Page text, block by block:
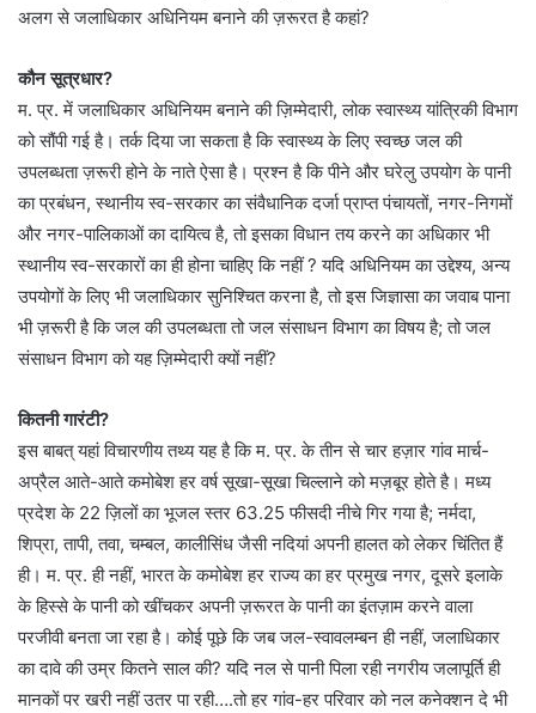
अलग से जलाधिकार अधिनियम बनाने की ज़रूरत है कहां?
कौन सूत्रधार?
म. प्र. में जलाधिकार अधिनियम बनाने की ज़िम्मेदारी, लोक स्वास्थ्य यांत्रिकी विभाग
को सौंपी गई है। तर्क दिया जा सकता है कि स्वास्थ्य के लिए स्वच्छ जल की
उपलब्धता ज़रूरी होने के नाते ऐसा है। प्रश्न है कि पीने और घरेलु उपयोग के पानी
का प्रबंधन, स्थानीय स्व-सरकार का संवैधानिक दर्जा प्राप्त पंचायतों, नगर-निगमों
और नगर-पालिकाओं का दायित्व है, तो इसका विधान तय करने का अधिकार भी
स्थानीय स्व-सरकारों का ही होना चाहिए कि नहीं ? यदि अधिनियम का उद्देश्य, अन्य
उपयोगों के लिए भी जलाधिकार सुनिश्चित करना है, तो इस जिज्ञासा का जवाब पाना
भी ज़रूरी है कि जल की उपलब्धता तो जल संसाधन विभाग का विषय है; तो जल
संसाधन विभाग को यह ज़िम्मेदारी क्यों नहीं?
कितनी गारंटी?
इस बाबत् यहां विचारणीय तथ्य यह है कि म. प्र. के तीन से चार हज़ार गांव मार्च-
अप्रैल आते-आते कमोबेश हर वर्ष सूखा-सूखा चिल्लाने को मज़बूर होते है। मध्य
प्रदेश के 22 ज़िलों का भूजल स्तर 63.25 फीसदी नीचे गिर गया है; नर्मदा,
शिप्रा, तापी, तवा, चम्बल, कालीसिंध जैसी नदियां अपनी हालत को लेकर चिंतित हैं
ही। म. प्र. ही नहीं, भारत के कमोबेश हर राज्य का हर प्रमुख नगर, दूसरे इलाके
के हिस्से के पानी को खींचकर अपनी ज़रूरत के पानी का इंतज़ाम करने वाला
परजीवी बनता जा रहा है। कोई पूछे कि जब जल-स्वावलम्बन ही नहीं, जलाधिकार
का दावे की उम्र कितने साल की? यदि नल से पानी पिला रही नगरीय जलापूर्ति ही
मानकों पर खरी नहीं उतर पा रही….तो हर गांव-हर परिवार को नल कनेक्शन दे भी